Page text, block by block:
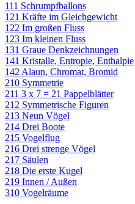
111 Schrumpfballons
121 Kräfte im Gleichgewicht
122 Im großen Fluss
123 Im kleinen Fluss
131 Graue Denkzeichnungen
141 Kristalle, Entropie, Enthalpie
142 Alaun, Chromat, Bromid
210 Symmetrie
211 3 x 7 = 21 Pappelblätter
212 Symmetrische Figuren
213 Neun Vögel
214 Drei Boote
215 Vogelflug
216 Drei strenge Vögel
217 Säulen
218 Die erste Kugel
219 Innen / Außen
310 Vogelräume